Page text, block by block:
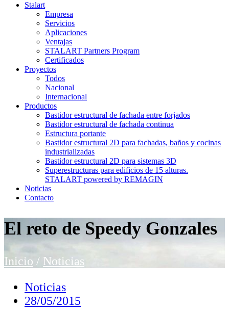
Stalart
Empresa
Servicios
Aplicaciones
Ventajas
STALART Partners Program
Certificados
Proyectos
Todos
Nacional
Internacional
Productos
Bastidor estructural de fachada entre forjados
Bastidor estructural de fachada continua
Estructura portante
Bastidor estructural 2D para fachadas, baños y cocinas
industrializadas
Bastidor estructural 2D para sistemas 3D
Superestructuras para edificios de 15 alturas.
STALART powered by REMAGIN
Noticias
Contacto
El reto de Speedy Gonzales
Inicio / Noticias
Noticias
28/05/2015